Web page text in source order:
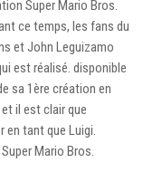
Super Mario Bros.
ce temps, les fans du
et John Leguizamo
est réalisé. disponible
sa 1ère création en
il est clair que
en tant que Luigi.
Mario Bros.